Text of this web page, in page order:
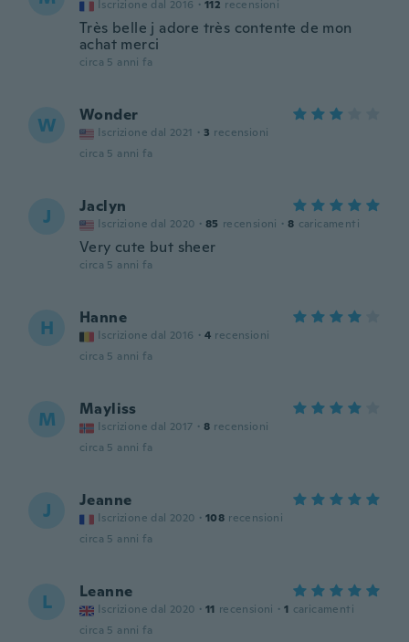
Iscrizione dal 2016 · 112 recensioni
Très belle j adore très contente de mon
achat merci
circa 5 anni fa
W Wonder
Iscrizione dal 2021 · 3 recensioni
circa 5 anni fa
J Jaclyn
Iscrizione dal 2020 · 85 recensioni · 8 caricamenti
Very cute but sheer
circa 5 anni fa
H Hanne
Iscrizione dal 2016 · 4 recensioni
circa 5 anni fa
M Mayliss
Iscrizione dal 2017 · 8 recensioni
circa 5 anni fa
J Jeanne
Iscrizione dal 2020 · 108 recensioni
circa 5 anni fa
L Leanne
Iscrizione dal 2020 · 11 recensioni · 1 caricamenti
circa 5 anni fa